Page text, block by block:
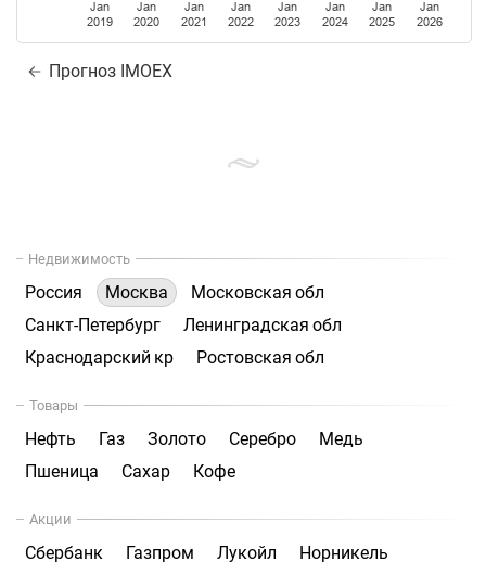
Jan
2019
Jan
2020
Jan
2021
Jan
2022
Jan
2023
Jan
2024
Jan
2025
Jan
2026
Прогноз IMOEX
Недвижимость
Россия Москва
Московская обл
Санкт-Петербург
Ленинградская обл
Краснодарский кр
Ростовская обл
Товары
Нефть Газ Золото Серебро
Медь
Пшеница
Сахар Кофе
Акции
Сбербанк Газпром Лукойл
Норникель